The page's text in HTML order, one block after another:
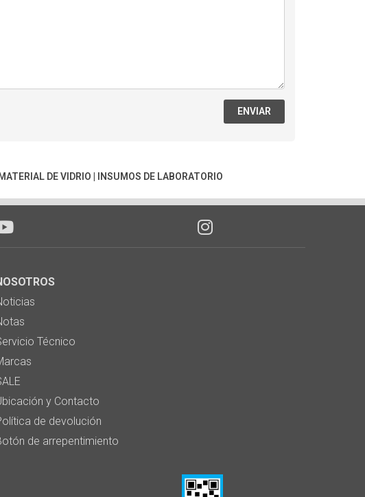
ENVIAR
MATERIAL DE VIDRIO INSUMOS DE LABORATORIO
Técnico
y Contacto
de devolución
de arrepentimiento